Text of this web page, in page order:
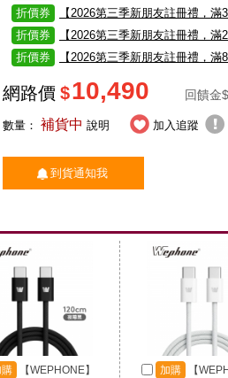
折價券
【2026第三季新朋友註冊禮，滿
折價券
【2026第三季新朋友註冊禮，滿
折價券
【2026第三季新朋友註冊禮，滿
網路價 $10,490 回饋金
數量： 補貨中 說明 加入追蹤
到貨通知我
【WEPHONE】
加購
【